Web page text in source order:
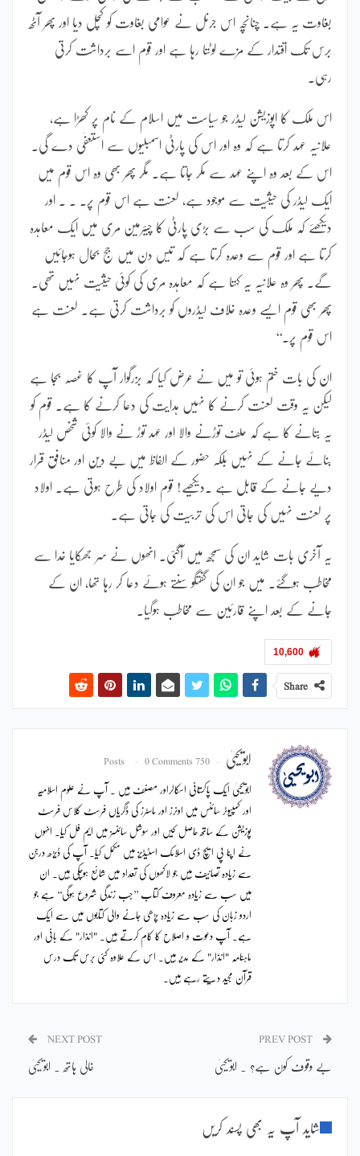
بغاوت یہ ہے۔ چنانچہ اس جرنل نے عوامی بغاوت کو کچل دیا اور پھر آٹھ
برس تک اقتدار کے مزے لوٹتا رہا ہے اور قوم اسے برداشت کرتی
رہی۔
اس ملک کا اپوزیشن لیڈر جو سیاست میں اسلام کے نام پر کھڑا ہے،
علانیہ عہد کرتا ہے کہ وہ اور اس کی پارٹی اسمبلیوں سے استعفٰی دے گی۔
اس کے بعد وہ اپنے عہد سے مکر جاتا ہے۔ مگر پھر بھی وہ اس قوم میں
ایک لیڈر کی حیثیت سے موجود ہے، لعنت ہے اس قوم پر۔ ۔ ۔ اور
دیکھئے کہ ملک کی سب سے بڑی پارٹی کا چیئرمین مری میں ایک معاہدہ
کرتا ہے اور قوم سے وعدہ کرتا ہے کہ تیس دن میں جج بحال ہوجائیں
گے۔ پھر وہ علانیہ یہ کہتا ہے کہ معاہدہ مری کی کوئی حیثیت نہیں تھی۔
پھر بھی قوم ایسے وعدہ خلاف لیڈروں کو برداشت کرتی ہے۔ لعنت ہے
اس قوم پر۔‘‘
ان کی بات ختم ہوئی تو میں نے عرض کیا کہ بزرگوار آپ کا غصہ بجا ہے
لیکن یہ وقت لعنت کرنے کا نہیں ہدایت کی دعا کرنے کا ہے۔ قوم کو
یہ بتانے کا ہے کہ حلف توڑنے والا اور عہد توڑ نے والا کوئی شخص لیڈر
بنائے جانے کے نہیں بلکہ حضور کے الفاظ میں بے دین اور منافق قرار
دیے جانے کے قابل ہے ۔دیکھیے! قوم اولاد کی طرح ہوتی ہے۔ اولاد
پر لعنت نہیں کی جاتی اس کی تربیت کی جاتی ہے۔
یہ آخری بات شاید ان کی سمجھ میں آگئی۔ انھوں نے سر جھکایا خدا سے
مخاطب ہوگئے۔ میں جو ان کی گفتگو سنتے ہوئے دعا کر رہا تھا، ان کے
جانے کے بعد اپنے قارئین سے مخاطب ہوگیا۔
10,600
Share
ابویحییٰ 750 Posts
0 Comments
ابویحییٰ ایک پاکستانی اسکالراور مصنف ہیں ۔ آپ نے علوم اسلامیہ
اور کمپیوٹر سائنس میں اونرز اور ماسٹرز کی ڈگریاں فرسٹ کلاس فرسٹ
پوزیشن کے ساتھ حاصل کیں اور سوشل سائنسز میں ایم فل کیا۔ انہوں
نے اپنا پی ایچ ڈی اسلامک اسٹیڈیز میں مکمل کیا۔ آپ کی ڈیڑھ درجن
سے زیادہ تصانیف ہیں جو لاکھوں کی تعداد میں شائع ہوچکی ہیں۔ ان
میں سب سے زیادہ معروف کتاب ’’جب زندگی شروع ہوگی‘‘ ہے جو
اردو زبان کی سب سے زیادہ پڑھی جانے والی کتابوں میں سے ایک
ہے۔ آپ دعوت و اصلاح کا کام کرتے ہیں۔ "انذار" کے بانی اور
ماہنامہ "انذار" کے مدیر ہیں۔ اس کے علاوہ کئی برس تک درس
قرآن مجید دیتے رہے ہیں۔
بے وقوف کون ہے؟ ۔ ابویحییٰ
NEXT POST
خالی ہاتھ ۔ ابویحییٰ
شاید آپ یہ بھی پسند کریں